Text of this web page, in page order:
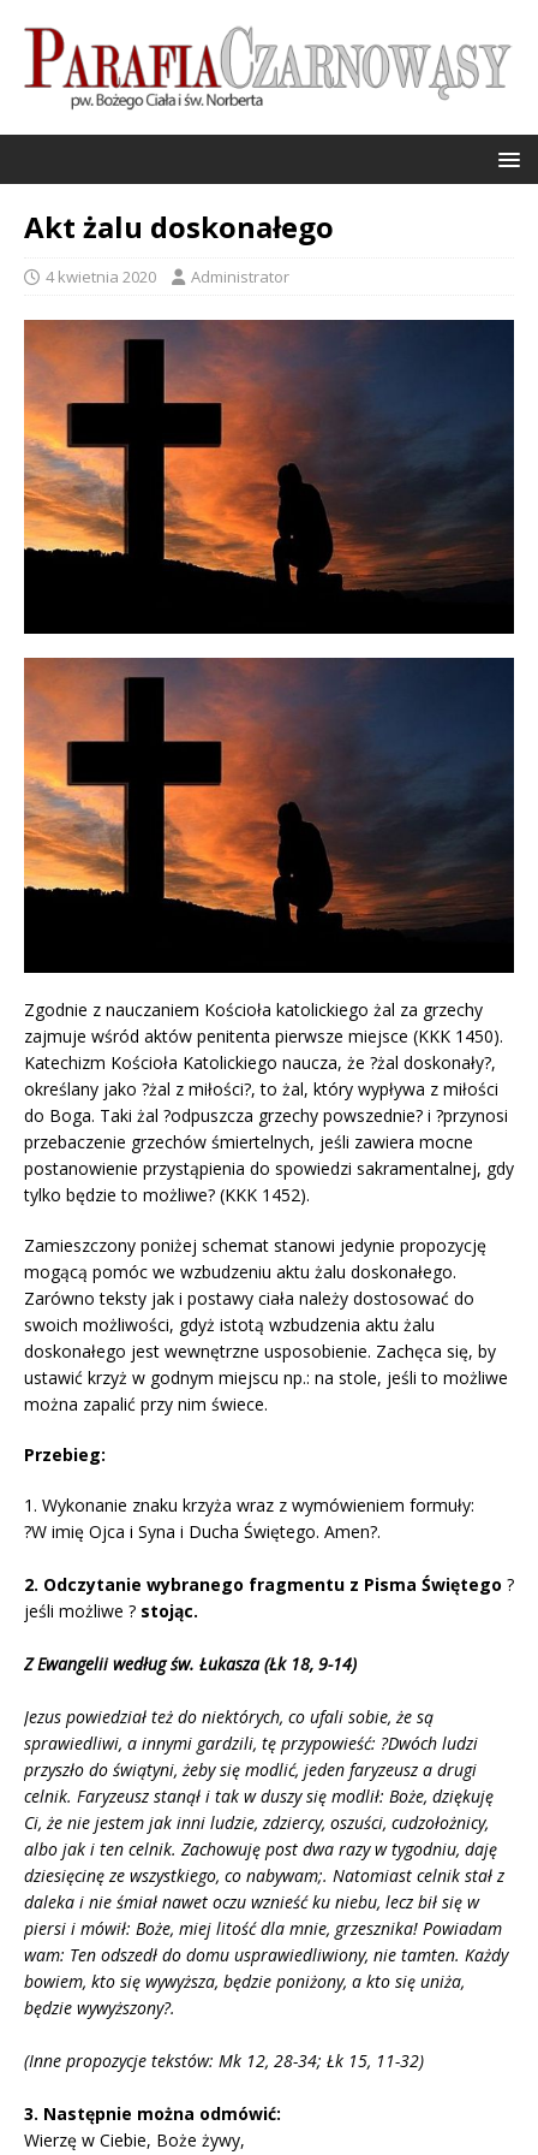
Akt żalu doskonałego
4 kwietnia 2020 Administrator
Zgodnie z nauczaniem Kościoła katolickiego żal za grzechy
zajmuje wśród aktów penitenta pierwsze miejsce (KKK 1450).
Katechizm Kościoła Katolickiego naucza, że ?żal doskonały?,
określany jako ?żal z miłości?, to żal, który wypływa z miłości
do Boga. Taki żal ?odpuszcza grzechy powszednie? i ?przynosi
przebaczenie grzechów śmiertelnych, jeśli zawiera mocne
postanowienie przystąpienia do spowiedzi sakramentalnej, gdy
tylko będzie to możliwe? (KKK 1452).
Zamieszczony poniżej schemat stanowi jedynie propozycję
mogącą pomóc we wzbudzeniu aktu żalu doskonałego.
Zarówno teksty jak i postawy ciała należy dostosować do
swoich możliwości, gdyż istotą wzbudzenia aktu żalu
doskonałego jest wewnętrzne usposobienie. Zachęca się, by
ustawić krzyż w godnym miejscu np.: na stole, jeśli to możliwe
można zapalić przy nim świece.
Przebieg:
1. Wykonanie znaku krzyża wraz z wymówieniem formuły:
?W imię Ojca i Syna i Ducha Świętego. Amen?.
2. Odczytanie wybranego fragmentu z Pisma Świętego ?
jeśli możliwe ? stojąc.
Z Ewangelii według św. Łukasza (Łk 18, 9-14)
Jezus powiedział też do niektórych, co ufali sobie, że są
sprawiedliwi, a innymi gardzili, tę przypowieść: ?Dwóch ludzi
przyszło do świątyni, żeby się modlić, jeden faryzeusz a drugi
celnik. Faryzeusz stanął i tak w duszy się modlił: Boże, dziękuję
Ci, że nie jestem jak inni ludzie, zdziercy, oszuści, cudzołożnicy,
albo jak i ten celnik. Zachowuję post dwa razy w tygodniu, daję
dziesięcinę ze wszystkiego, co nabywam;. Natomiast celnik stał z
daleka i nie śmiał nawet oczu wznieść ku niebu, lecz bił się w
piersi i mówił: Boże, miej litość dla mnie, grzesznika! Powiadam
wam: Ten odszedł do domu usprawiedliwiony, nie tamten. Każdy
bowiem, kto się wywyższa, będzie poniżony, a kto się uniża,
będzie wywyższony?.
(Inne propozycje tekstów: Mk 12, 28-34; Łk 15, 11-32)
3. Następnie można odmówić:
Wierzę w Ciebie, Boże żywy,